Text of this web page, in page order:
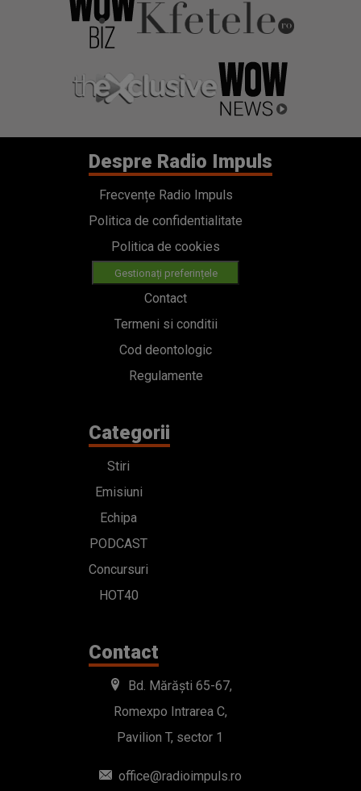
Despre Radio Impuls
Frecvențe Radio Impuls
Politica de confidentialitate
Politica de cookies
Gestionați preferințele
Contact
Termeni si conditii
Cod deontologic
Regulamente
Categorii
Stiri
Emisiuni
Echipa
PODCAST
Concursuri
HOT40
Contact
Bd. Mărăști 65-67,
Romexpo Intrarea C,
Pavilion T, sector 1
office@radioimpuls.ro